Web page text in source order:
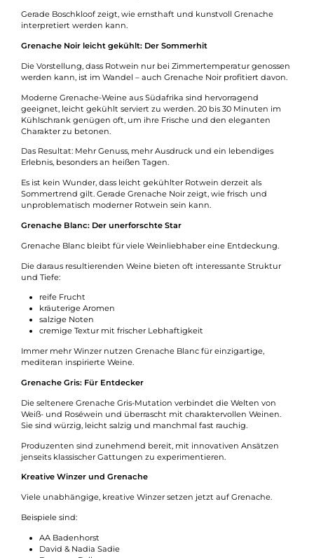
Gerade Boschkloof zeigt, wie ernsthaft und kunstvoll Grenache
interpretiert werden kann.
Grenache Noir leicht gekühlt: Der Sommerhit
Die Vorstellung, dass Rotwein nur bei Zimmertemperatur genossen
werden kann, ist im Wandel – auch Grenache Noir profitiert davon.
Moderne Grenache-Weine aus Südafrika sind hervorragend
geeignet, leicht gekühlt serviert zu werden. 20 bis 30 Minuten im
Kühlschrank genügen oft, um ihre Frische und den eleganten
Charakter zu betonen.
Das Resultat: Mehr Genuss, mehr Ausdruck und ein lebendiges
Erlebnis, besonders an heißen Tagen.
Es ist kein Wunder, dass leicht gekühlter Rotwein derzeit als
Sommertrend gilt. Gerade Grenache Noir zeigt, wie frisch und
unproblematisch moderner Rotwein sein kann.
Grenache Blanc: Der unerforschte Star
Grenache Blanc bleibt für viele Weinliebhaber eine Entdeckung.
Die daraus resultierenden Weine bieten oft interessante Struktur
und Tiefe:
reife Frucht
kräuterige Aromen
salzige Noten
cremige Textur mit frischer Lebhaftigkeit
Immer mehr Winzer nutzen Grenache Blanc für einzigartige,
mediteran inspirierte Weine.
Grenache Gris: Für Entdecker
Die seltenere Grenache Gris-Mutation verbindet die Welten von
Weiß- und Roséwein und überrascht mit charaktervollen Weinen.
Sie sind würzig, leicht salzig und manchmal fast rauchig.
Produzenten sind zunehmend bereit, mit innovativen Ansätzen
jenseits klassischer Gattungen zu experimentieren.
Kreative Winzer und Grenache
Viele unabhängige, kreative Winzer setzen jetzt auf Grenache.
Beispiele sind:
AA Badenhorst
David & Nadia Sadie